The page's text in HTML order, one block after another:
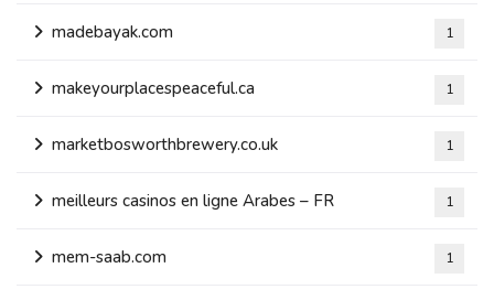
madebayak.com 1
makeyourplacespeaceful.ca 1
marketbosworthbrewery.co.uk 1
meilleurs casinos en ligne Arabes – FR 1
mem-saab.com 1